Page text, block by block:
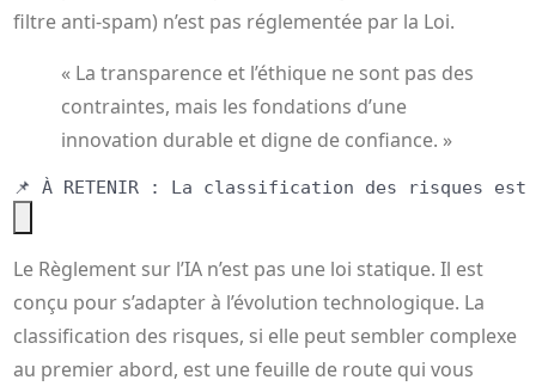
filtre anti-spam) n’est pas réglementée par la Loi.
« La transparence et l’éthique ne sont pas des
contraintes, mais les fondations d’une
innovation durable et digne de confiance. »
Le Règlement sur l’IA n’est pas une loi statique. Il est
conçu pour s’adapter à l’évolution technologique. La
classification des risques, si elle peut sembler complexe
au premier abord, est une feuille de route qui vous